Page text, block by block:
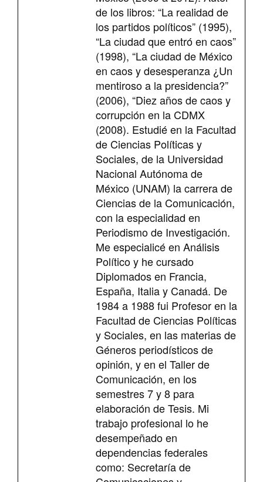
de los libros: “La realidad de
los partidos políticos” (1995),
“La ciudad que entró en caos”
(1998), “La ciudad de México
en caos y desesperanza ¿Un
mentiroso a la presidencia?”
(2006), “Diez años de caos y
corrupción en la CDMX
(2008). Estudié en la Facultad
de Ciencias Políticas y
Sociales, de la Universidad
Nacional Autónoma de
México (UNAM) la carrera de
Ciencias de la Comunicación,
con la especialidad en
Periodismo de Investigación.
Me especialicé en Análisis
Político y he cursado
Diplomados en Francia,
España, Italia y Canadá. De
1984 a 1988 fui Profesor en la
Facultad de Ciencias Políticas
y Sociales, en las materias de
Géneros periodísticos de
opinión, y en el Taller de
Comunicación, en los
semestres 7 y 8 para
elaboración de Tesis. Mi
trabajo profesional lo he
desempeñado en
dependencias federales
como: Secretaría de